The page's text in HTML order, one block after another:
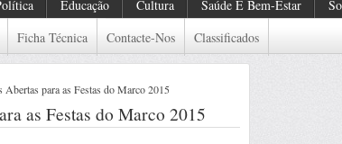
Educação Cultura Saúde E Bem-Estar
Ficha Técnica Contacte-Nos Classificados
para as Festas do Marco 2015
as Festas do Marco 2015